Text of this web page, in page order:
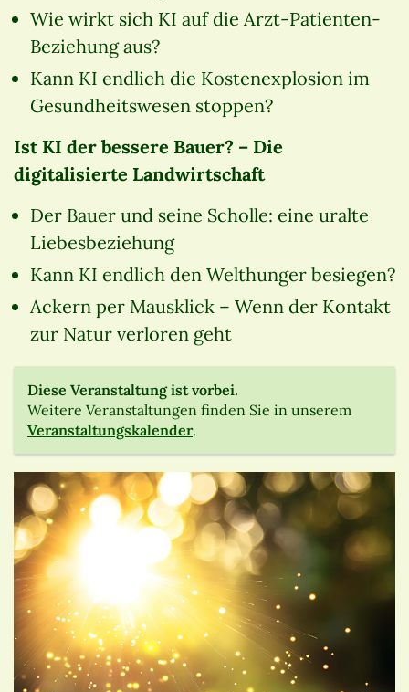
Wie wirkt sich KI auf die Arzt-Patienten-
Beziehung aus?
Kann KI endlich die Kostenexplosion im
Gesundheitswesen stoppen?
Ist KI der bessere Bauer? – Die
digitalisierte Landwirtschaft
Der Bauer und seine Scholle: eine uralte
Liebesbeziehung
Kann KI endlich den Welthunger besiegen?
Ackern per Mausklick – Wenn der Kontakt
zur Natur verloren geht
Diese Veranstaltung ist vorbei.
Weitere Veranstaltungen finden Sie in unserem
Veranstaltungskalender.